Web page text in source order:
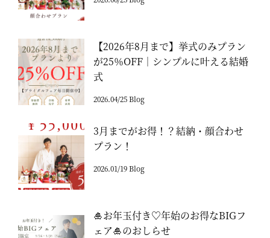
【2026年8月まで】挙式のみプラン
が25％OFF｜シンプルに叶える結婚
式
2026.04/25 Blog
3月までがお得！？結納・顔合わせ
プラン！
2026.01/19 Blog
🎍お年玉付き♡年始のお得なBIGフ
ェア🎍のおしらせ